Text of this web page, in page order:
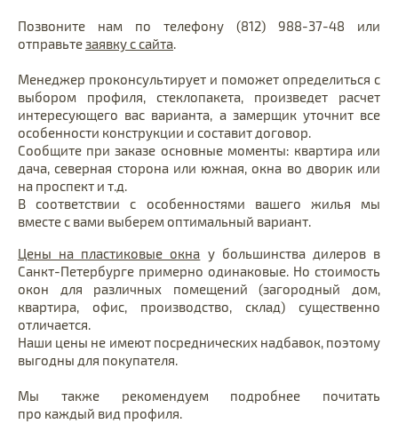
Позвоните нам по телефону (812) 988-37-48 или
отправьтезаявку с сайта.
Менеджер проконсультирует и поможет определиться с
выбором профиля, стеклопакета, произведет расчет
интересующего вас варианта, а замерщик уточнит все
особенности конструкции и составит договор.
Сообщите при заказе основные моменты: квартира или
дача, северная сторона или южная, окна во дворик или
на проспект и т.д.
В соответствии с особенностями вашего жилья мы
вместе с вами выберем оптимальный вариант.
Цены на пластиковые окна у большинства дилеров в
Санкт-Петербурге примерно одинаковые. Но стоимость
окон для различных помещений (загородный дом,
квартира, офис, производство, склад) существенно
отличается.
Наши цены не имеют посреднических надбавок, поэтому
выгодны для покупателя.
Мы также рекомендуем подробнее почитать
про каждый вид профиля.